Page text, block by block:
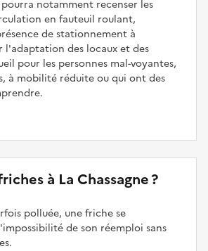
notamment recenser les
en fauteuil roulant,
de stationnement à
l'adaptation des locaux et des
pour les personnes mal-voyantes,
à mobilité réduite ou qui ont des
à La Chassagne ?
polluée, une friche se
de son réemploi sans